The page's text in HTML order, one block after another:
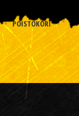
POISTOKORI